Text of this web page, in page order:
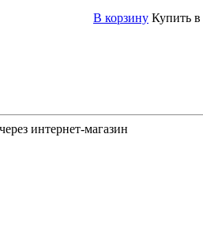
В корзину Купить
интернет-магазин